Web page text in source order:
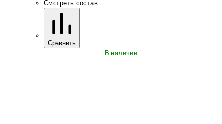
Смотреть состав
Сравнить
В наличии